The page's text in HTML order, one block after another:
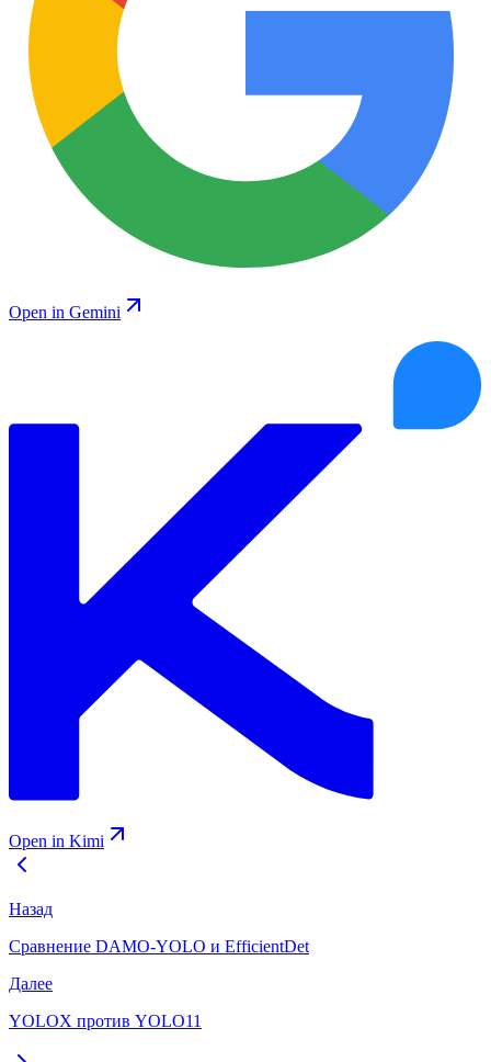
Open in Gemini
Open in Kimi
Назад
Сравнение DAMO-YOLO и EfficientDet
Далее
YOLOX против YOLO11